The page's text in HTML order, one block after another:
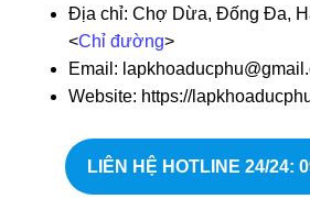
Địa chỉ: Chợ Dừa, Đống Đa,
<Chỉ đường>
Email:
Website: https://
LIÊN HỆ HOTLINE 24/24: